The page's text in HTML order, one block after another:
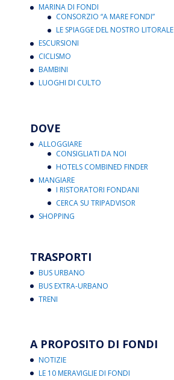
MARINA DI FONDI
CONSORZIO “A MARE FONDI”
LE SPIAGGE DEL NOSTRO LITORALE
ESCURSIONI
CICLISMO
BAMBINI
LUOGHI DI CULTO
DOVE
ALLOGGIARE
CONSIGLIATI DA NOI
HOTELS COMBINED FINDER
MANGIARE
I RISTORATORI FONDANI
CERCA SU TRIPADVISOR
SHOPPING
TRASPORTI
BUS URBANO
BUS EXTRA-URBANO
TRENI
A PROPOSITO DI FONDI
NOTIZIE
LE 10 MERAVIGLIE DI FONDI